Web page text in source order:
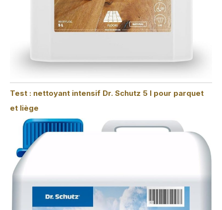
Test : nettoyant intensif Dr. Schutz 5 l pour parquet
et liège